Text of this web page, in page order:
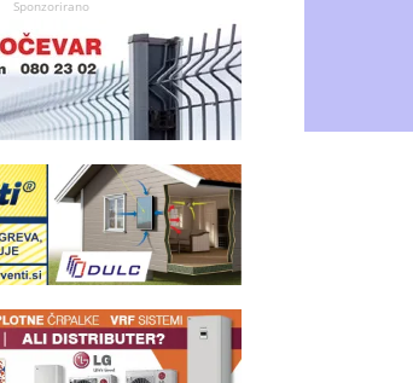
Sponzorirano